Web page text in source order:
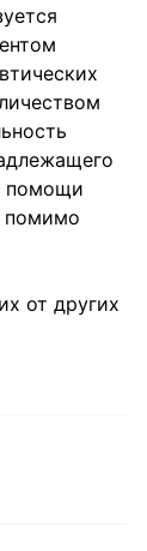
помощи
помимо
от других